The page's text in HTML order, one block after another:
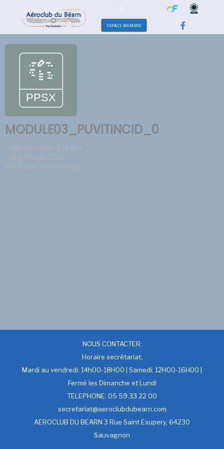
ESPACE MEMBRE
MODULE03_PUVITINCID_0
Taille du fichier: 1.18 Mo
Créé: 08-06-2022
Mis à jour: 08-06-2022
NOUS CONTACTER:
Horaire secrétariat:
Mardi au vendredi: 14h00-18H00 | Samedi: 12H00-16H00 |
Fermé les Dimanche et Lundi
TELEPHONE: 05 59 33 22 00
secretariat@aeroclubdubearn.com
AEROCLUB DU BEARN 3 Rue Saint Exupery, 64230
Sauvagnon